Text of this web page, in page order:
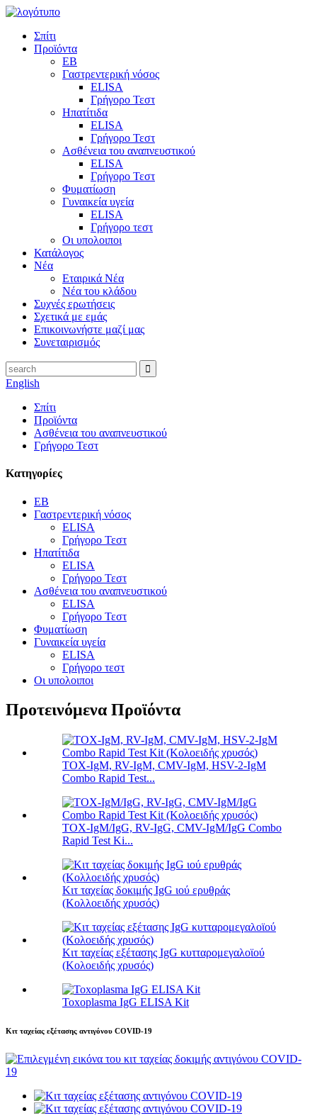
Σπίτι
Προϊόντα
EB
Γαστρεντερική νόσος
ELISA
Γρήγορο Τεστ
Ηπατίτιδα
ELISA
Γρήγορο Τεστ
Ασθένεια του αναπνευστικού
ELISA
Γρήγορο Τεστ
Φυματίωση
Γυναικεία υγεία
ELISA
Γρήγορο τεστ
Οι υπολοιποι
Κατάλογος
Νέα
Εταιρικά Νέα
Νέα του κλάδου
Συχνές ερωτήσεις
Σχετικά με εμάς
Επικοινωνήστε μαζί μας
Συνεταιρισμός
English
Σπίτι
Προϊόντα
Ασθένεια του αναπνευστικού
Γρήγορο Τεστ
Κατηγορίες
EB
Γαστρεντερική νόσος
ELISA
Γρήγορο Τεστ
Ηπατίτιδα
ELISA
Γρήγορο Τεστ
Ασθένεια του αναπνευστικού
ELISA
Γρήγορο Τεστ
Φυματίωση
Γυναικεία υγεία
ELISA
Γρήγορο τεστ
Οι υπολοιποι
Προτεινόμενα Προϊόντα
TOX-IgM, RV-IgM, CMV-IgM, HSV-2-IgM
Combo Rapid Test...
TOX-IgM/IgG, RV-IgG, CMV-IgM/IgG Combo
Rapid Test Ki...
Κιτ ταχείας δοκιμής IgG ιού ερυθράς
(Κολλοειδής χρυσός)
Κιτ ταχείας εξέτασης IgG κυτταρομεγαλοϊού
(Κολοειδής χρυσός)
Toxoplasma IgG ELISA Kit
Κιτ ταχείας εξέτασης αντιγόνου COVID-19